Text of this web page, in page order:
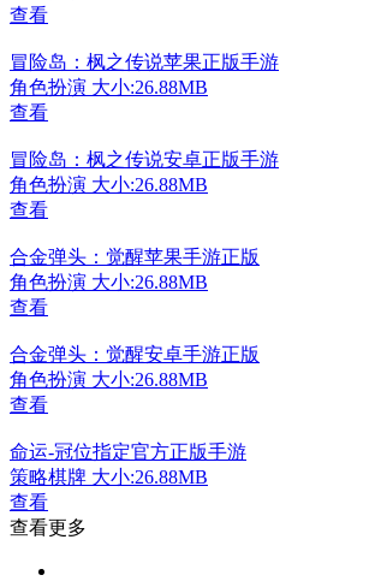
查看
冒险岛：枫之传说苹果正版手游
角色扮演 大小:26.88MB
查看
冒险岛：枫之传说安卓正版手游
角色扮演 大小:26.88MB
查看
合金弹头：觉醒苹果手游正版
角色扮演 大小:26.88MB
查看
合金弹头：觉醒安卓手游正版
角色扮演 大小:26.88MB
查看
命运-冠位指定官方正版手游
策略棋牌 大小:26.88MB
查看
查看更多